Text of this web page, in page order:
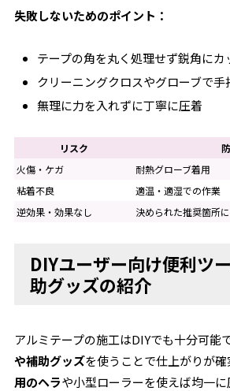
失敗しないためのポイント：
テープの角を丸く処理せず鋭角にカ
クリーニングクロスやグローブで
無理に力を入れずに丁寧に圧着
リスク
火傷・ケガ
耐熱グローブ着用
粘着不良
適温・適湿での作業
逆効果・効果なし
決められた推奨箇所
DIYユーザー向け便利ツ
助グッズの紹介
アルミテープの施工はDIYでも十分可能
や補助グッズを使うことで仕上がりが
用のヘラや小型ローラーを使えば均一